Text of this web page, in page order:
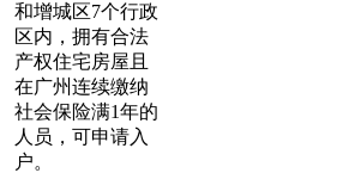
和增城区7个行政
区内，拥有合法
产权住宅房屋且
在广州连续缴纳
社会保险满1年的
人员，可申请入
户。